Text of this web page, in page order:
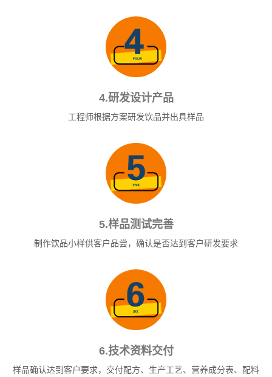
4.研发设计产品
工程师根据方案研发饮品并出具样品
5.样品测试完善
制作饮品小样供客户品尝，确认是否达到客户研发要求
6.技术资料交付
样品确认达到客户要求，交付配方、生产工艺、营养成分表、配料